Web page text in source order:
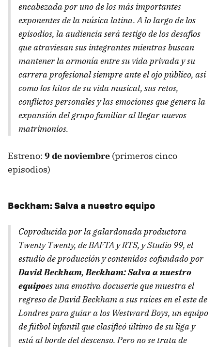
encabezada por uno de los más importantes
exponentes de la música latina. A lo largo de los
episodios, la audiencia será testigo de los desafíos
que atraviesan sus integrantes mientras buscan
mantener la armonía entre su vida privada y su
carrera profesional siempre ante el ojo público, así
como los hitos de su vida musical, sus retos,
conflictos personales y las emociones que genera la
expansión del grupo familiar al llegar nuevos
matrimonios.
Estreno: 9 de noviembre (primeros cinco
episodios)
Beckham: Salva a nuestro equipo
Coproducida por la galardonada productora
Twenty Twenty, de BAFTA y RTS, y Studio 99, el
estudio de producción y contenidos cofundado por
David Beckham,Beckham: Salva a nuestro
equipoes una emotiva docuserie que muestra el
regreso de David Beckham a sus raíces en el este de
Londres para guiar a los Westward Boys, un equipo
de fútbol infantil que clasificó último de su liga y
está al borde del descenso. Pero no se trata de